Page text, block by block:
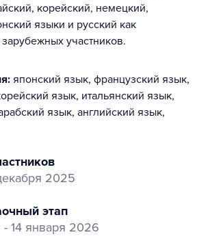
корейский, немецкий,
языки и русский как
участников.
японский язык, французский язык,
язык, итальянский язык,
язык, английский язык,
2025
этап
14 января 2026